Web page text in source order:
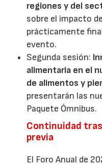
regiones y del
sobre el impacto
prácticamente
evento.
Segunda sesión:
alimentaria en el
de alimentos y
presentarán las
Paquete Ómnibus.
Continuidad
previa
El Foro Anual de